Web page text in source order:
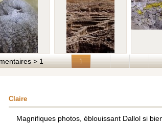
> 1 1
Claire
Magnifiques photos, éblouissant Dallol si